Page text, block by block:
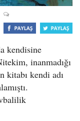
kendisine
inanmadığı
kitabı kendi adı